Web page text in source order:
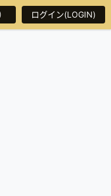
ログイン(LOGIN)